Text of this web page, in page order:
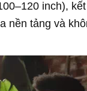
inch),
nền tảng và